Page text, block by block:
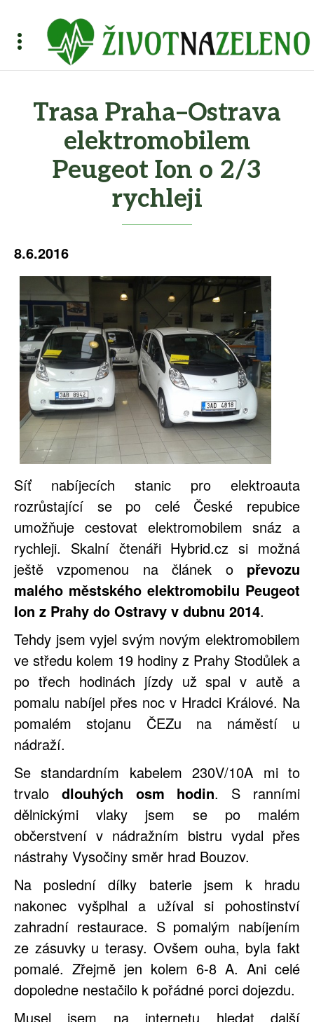
Trasa Praha–Ostrava
elektromobilem
Peugeot Ion o 2/3
rychleji
8.6.2016
Síť nabíjecích stanic pro elektroauta
rozrůstající se po celé České repubice
umožňuje cestovat elektromobilem snáz a
rychleji. Skalní čtenáři Hybrid.cz si možná
ještě vzpomenou na článek o převozu
malého městského elektromobilu Peugeot
Ion z Prahy do Ostravy v dubnu 2014.
Tehdy jsem vyjel svým novým elektromobilem
ve středu kolem 19 hodiny z Prahy Stodůlek a
po třech hodinách jízdy už spal v autě a
pomalu nabíjel přes noc v Hradci Králové. Na
pomalém stojanu ČEZu na náměstí u
nádraží.
Se standardním kabelem 230V/10A mi to
trvalo dlouhých osm hodin. S ranními
dělnickými vlaky jsem se po malém
občerstvení v nádražním bistru vydal přes
nástrahy Vysočiny směr hrad Bouzov.
Na poslední dílky baterie jsem k hradu
nakonec vyšplhal a užíval si pohostinství
zahradní restaurace. S pomalým nabíjením
ze zásuvky u terasy. Ovšem ouha, byla fakt
pomalé. Zřejmě jen kolem 6-8 A. Ani celé
dopoledne nestačilo k pořádné porci dojezdu.
Musel jsem na internetu hledat další